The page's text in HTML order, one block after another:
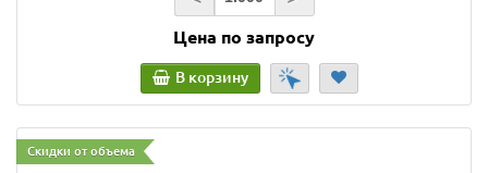
Цена по запросу
В корзину
Скидки от объема